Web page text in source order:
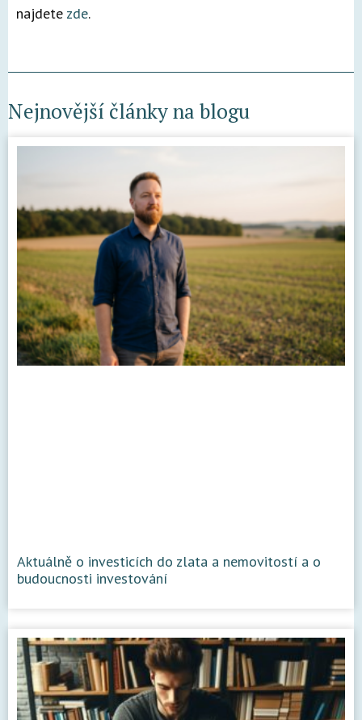
najdete zde.
Nejnovější články na blogu
Aktuálně o investicích do zlata a nemovitostí a o
budoucnosti investování